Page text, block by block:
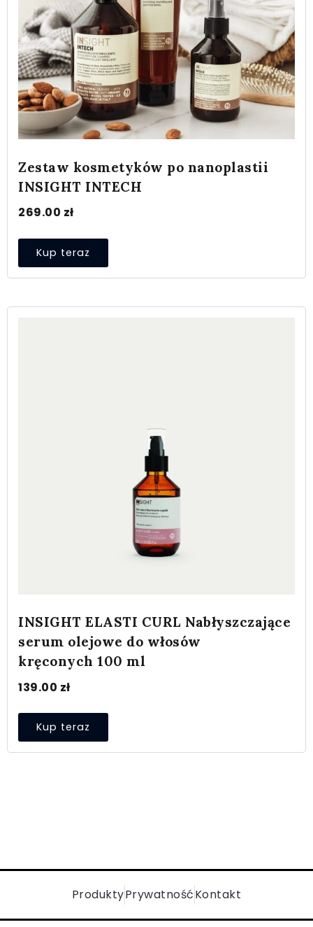
Zestaw kosmetyków po nanoplastii
INSIGHT INTECH
269.00 zł
Kup teraz
INSIGHT ELASTI CURL Nabłyszczające
serum olejowe do włosów
kręconych 100 ml
139.00 zł
Kup teraz
ProduktyPrywatnośćKontakt